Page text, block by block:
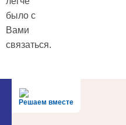
было с
Вами
связаться.
Решаем вместе